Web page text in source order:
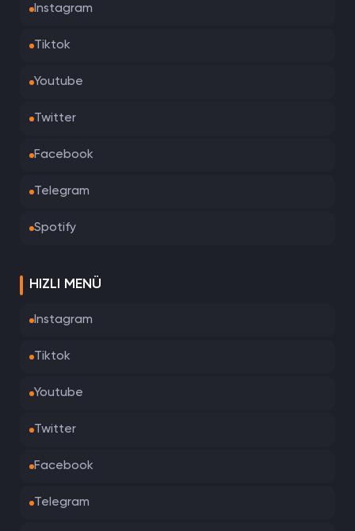
Instagram
Tiktok
Youtube
Twitter
Facebook
Telegram
Spotify
HIZLI MENÜ
Instagram
Tiktok
Youtube
Twitter
Facebook
Telegram